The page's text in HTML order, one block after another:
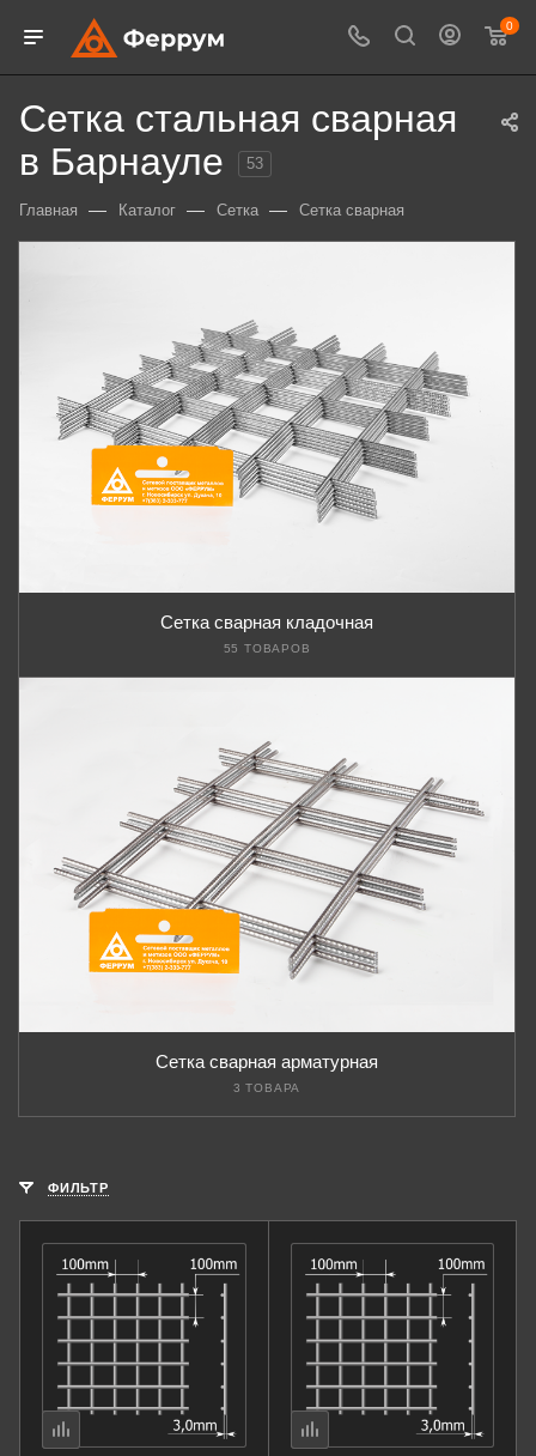
0
Сетка стальная сварная
в Барнауле
53
Главная — Каталог — Сетка — Сетка сварная
Сетка сварная кладочная
55 ТОВАРОВ
Сетка сварная арматурная
3 ТОВАРА
ФИЛЬТР